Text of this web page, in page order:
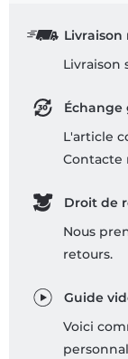
Livraison
Livraison
Échange
L'article
Contacte
Droit de
Nous
retours.
Guide
Voici